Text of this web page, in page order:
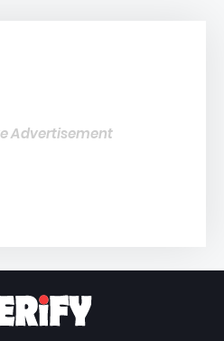
Advertisement